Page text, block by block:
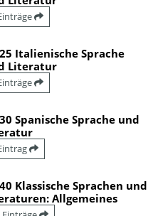
Italienische Sprache
Literatur
Spanische Sprache und
Klassische Sprachen und
Allgemeines